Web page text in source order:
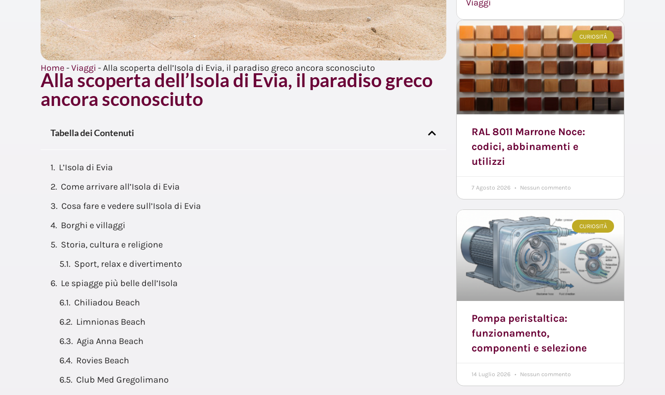
Home-Viaggi -Alla scoperta dell’Isola di Evia, il paradiso greco ancora sconosciuto
Alla scoperta dell’Isola di Evia, il paradiso greco
ancora sconosciuto
Tabella dei Contenuti
L’Isola di Evia
Come arrivare all’Isola di Evia
Cosa fare e vedere sull’Isola di Evia
Borghi e villaggi
Storia, cultura e religione
Sport, relax e divertimento
Le spiagge più belle dell’Isola
Chiliadou Beach
Limnionas Beach
Agia Anna Beach
Rovies Beach
Club Med Gregolimano
Viaggi
CURIOSITÀ
RAL 8011 Marrone Noce:
codici, abbinamenti e
utilizzi
7 Agosto 2026 Nessun commento
CURIOSITÀ
Pompa peristaltica:
funzionamento,
componenti e selezione
14 Luglio 2026 Nessun commento